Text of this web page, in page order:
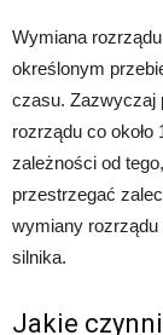
Wymiana
określonym
czasu. Zazwyczaj
rozrządu co
zależności od
przestrzegać
wymiany
silnika.
Jakie